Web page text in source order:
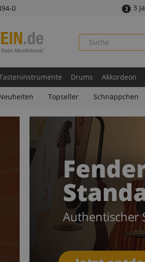
0 3
Drums Akkordeon
Topseller Schnäppchen